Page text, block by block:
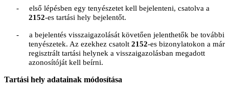
-
első lépésben egy tenyészetet kell bejelenteni, csatolva a
2152-es tartási hely bejelentőt.
-
a bejelentés visszaigazolását követően jelenthetők be további
tenyészetek. Az ezekhez csatolt 2152-es bizonylatokon a már
regisztrált tartási helynek a visszaigazolásban megadott
azonosítóját kell beírni.
Tartási hely adatainak módosítása